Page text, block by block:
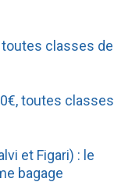
classes de
toutes classes
et Figari) : le
bagage